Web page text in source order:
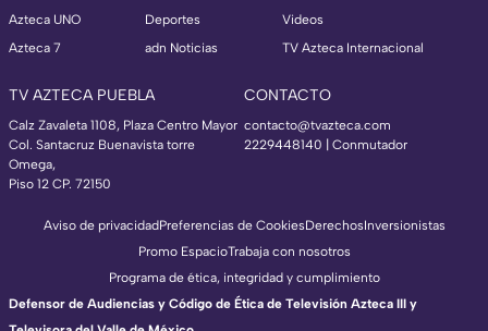
Azteca UNO
Azteca 7
Deportes
adn Noticias
Videos
TV Azteca Internacional
TV AZTECA PUEBLA
Calz Zavaleta 1108, Plaza Centro Mayor
Col. Santacruz Buenavista torre
Omega,
Piso 12 CP. 72150
CONTACTO
contacto@tvazteca.com
2229448140 | Conmutador
Aviso de privacidadPreferencias de CookiesDerechosInversionistas
Promo EspacioTrabaja con nosotros
Programa de ética, integridad y cumplimiento
Defensor de Audiencias y Código de Ética de Televisión Azteca III y